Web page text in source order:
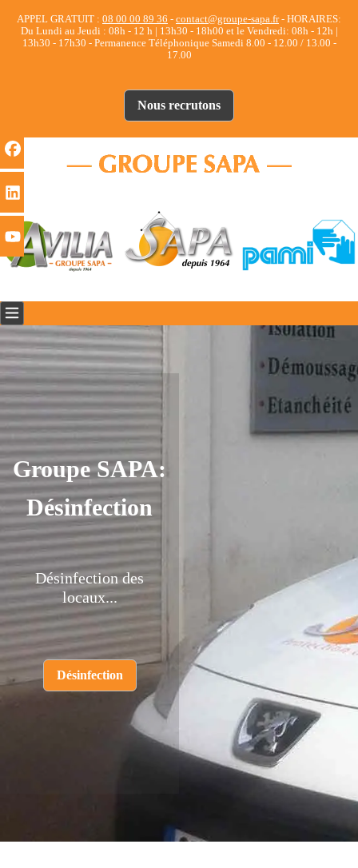
APPEL GRATUIT : 08 00 00 89 36 - contact@groupe-sapa.fr- HORAIRES:
Du Lundi au Jeudi : 08h - 12 h | 13h30 - 18h00 et le Vendredi: 08h - 12h |
13h30 - 17h30 - Permanence Téléphonique Samedi 8.00 - 12.00 / 13.00 -
17.00
Nous recrutons
Groupe SAPA:
Désinfection
Désinfection des
locaux...
Désinfection